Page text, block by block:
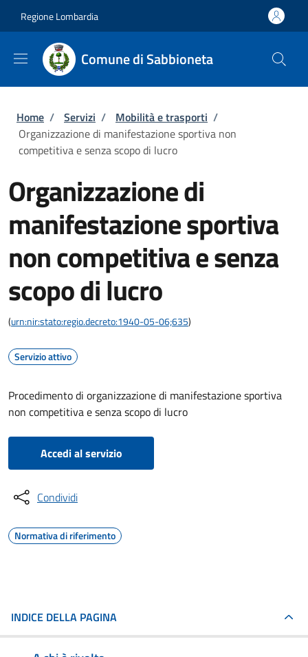
Regione Lombardia
Comune di Sabbioneta
Briciole di pane
Home / Servizi / Mobilità e trasporti /
Organizzazione di manifestazione sportiva non
competitiva e senza scopo di lucro
Organizzazione di
manifestazione sportiva
non competitiva e senza
scopo di lucro
(urn:nir:stato:regio.decreto:1940-05-06;635)
Servizio attivo
Procedimento di organizzazione di manifestazione sportiva
non competitiva e senza scopo di lucro
Accedi al servizio
Condividi
Normativa di riferimento
INDICE DELLA PAGINA